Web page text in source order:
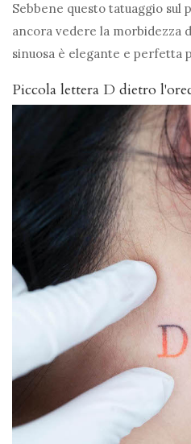
Sebbene questo tatuaggio sul
ancora vedere la morbidezza
sinuosa è elegante e perfetta
Piccola lettera D dietro